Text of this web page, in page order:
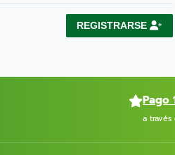
REGISTRARSE
Pago
a través